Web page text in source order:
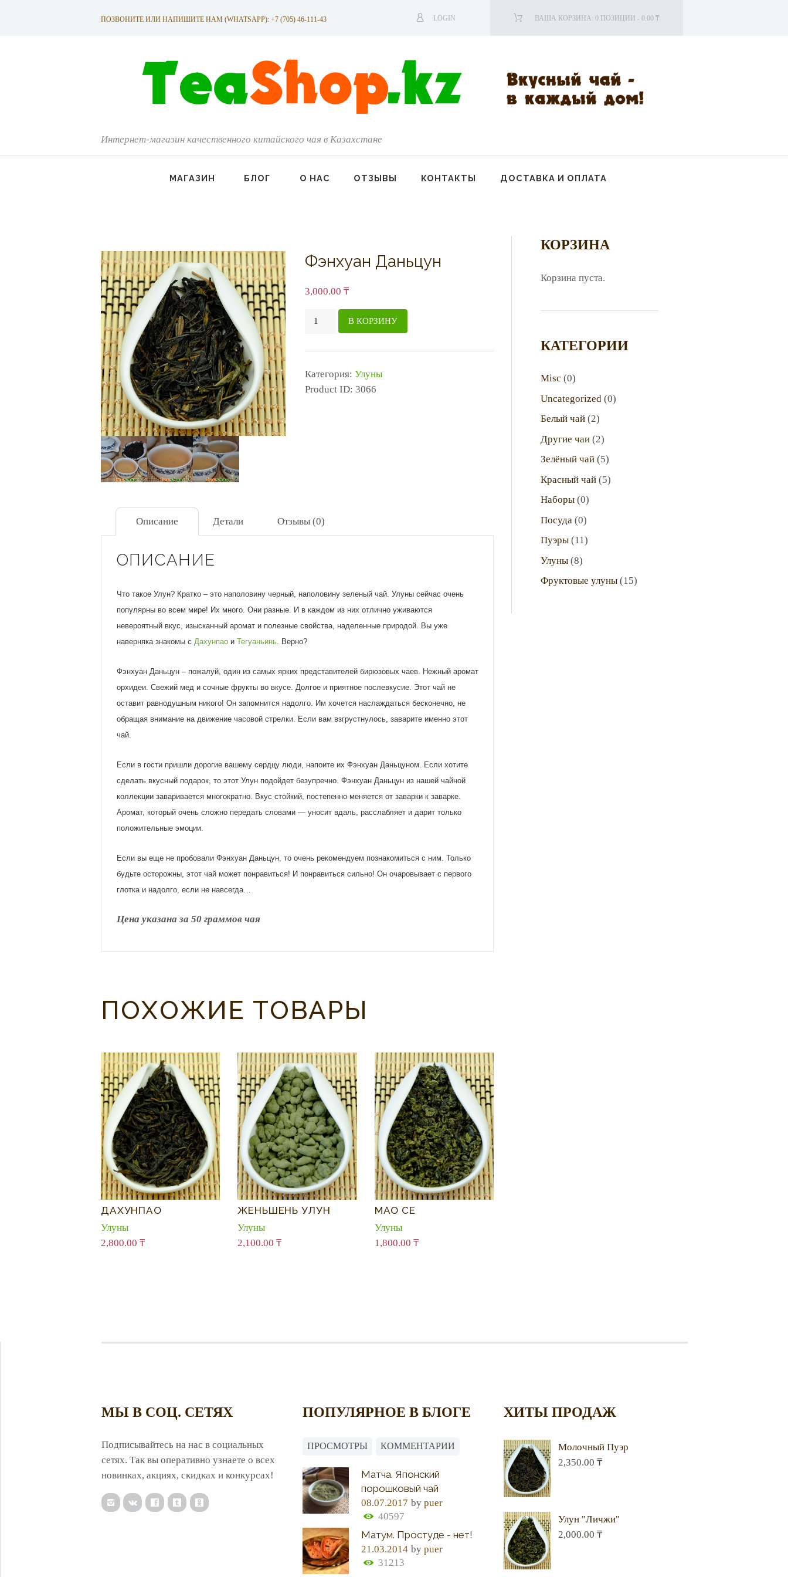
ПОЗВОНИТЕ ИЛИ НАПИШИТЕ НАМ (WHATSAPP): +7 (705) 46-111-43 LOGIN ВАША КОРЗИНА: 0 ПОЗИЦИИ - 0.00 ₸
Интернет-магазин качественного китайского чая в Казахстане
МАГАЗИН БЛОГ О НАС ОТЗЫВЫ КОНТАКТЫ ДОСТАВКА И ОПЛАТА
Фэнхуан Даньцун
3,000.00₸
КоличествоВ КОРЗИНУ
Категория:Улуны
Product ID:3066
Описание Детали Отзывы (0)
ОПИСАНИЕ
Что такое Улун? Кратко – это наполовину черный, наполовину зеленый чай. Улуны сейчас очень
популярны во всем мире! Их много. Они разные. И в каждом из них отлично уживаются
невероятный вкус, изысканный аромат и полезные свойства, наделенные природой. Вы уже
наверняка знакомы с Дахунпао и Тегуаньинь. Верно?
Фэнхуан Даньцун – пожалуй, один из самых ярких представителей бирюзовых чаев. Нежный аромат
орхидеи. Свежий мед и сочные фрукты во вкусе. Долгое и приятное послевкусие. Этот чай не
оставит равнодушным никого! Он запомнится надолго. Им хочется наслаждаться бесконечно, не
обращая внимание на движение часовой стрелки. Если вам взгрустнулось, заварите именно этот
чай.
Если в гости пришли дорогие вашему сердцу люди, напоите их Фэнхуан Даньцуном. Если хотите
сделать вкусный подарок, то этот Улун подойдет безупречно. Фэнхуан Даньцун из нашей чайной
коллекции заваривается многократно. Вкус стойкий, постепенно меняется от заварки к заварке.
Аромат, который очень сложно передать словами — уносит вдаль, расслабляет и дарит только
положительные эмоции.
Если вы еще не пробовали Фэнхуан Даньцун, то очень рекомендуем познакомиться с ним. Только
будьте осторожны, этот чай может понравиться! И понравиться сильно! Он очаровывает с первого
глотка и надолго, если не навсегда…
Цена указана за 50 граммов чая
ПОХОЖИЕ ТОВАРЫ
ДАХУНПАО
Улуны
2,800.00 ₸
ЖЕНЬШЕНЬ УЛУН
Улуны
2,100.00₸
МАО СЕ
Улуны
1,800.00 ₸
КОРЗИНА
Корзина пуста.
КАТЕГОРИИ
Misc (0)
Uncategorized (0)
Белый чай (2)
Другие чаи (2)
Зелёный чай (5)
Красный чай (5)
Наборы (0)
Посуда (0)
Пуэры (11)
Улуны (8)
Фруктовые улуны (15)
МЫ В СОЦ. СЕТЯХ
Подписывайтесь на нас в социальных
сетях. Так вы оперативно узнаете о всех
новинках, акциях, скидках и конкурсах!
ПОПУЛЯРНОЕ В БЛОГЕ
ПРОСМОТРЫ КОММЕНТАРИИ
Матча. Японский
порошковый чай
08.07.2017 bypuer
40597
Матум. Простуде - нет!
21.03.2014 bypuer
31213
ХИТЫ ПРОДАЖ
Молочный Пуэр
2,350.00 ₸
Улун "Личжи"
2,000.00 ₸